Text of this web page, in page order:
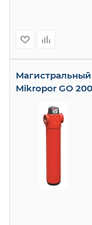
Магистральный
Mikropor GO